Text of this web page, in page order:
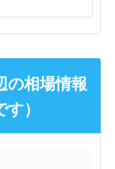
の相場情報
）